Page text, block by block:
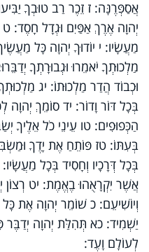
אֲסַפְּרֶנָּה: ז זֵכֶר רַב טוּבְךָ
יְהוָה אֶרֶךְ אַפַּיִם וּגְדָל חָסֶד: ט
מַעֲשָׂיו: י יוֹדוּךָ יְהוָה כָּל
מַלְכוּתְךָ יֹאמֵרוּ וּגְבוּרָתְךָ
וּכְבוֹד הֲדַר מַלְכוּתוֹ: יג
בְּכָל דּוֹר וָדוֹר: יד סוֹמֵךְ יְהוָה
הַכְּפוּפִים: טו עֵינֵי כֹל אֵלֶיךָ
בְּעִתּוֹ: טז פּוֹתֵחַ אֶת יָדֶךָ
בְּכָל דְּרָכָיו וְחָסִיד בְּכָל
אֲשֶׁר יִקְרָאֻהוּ בֶאֱמֶת: יט
וְיוֹשִׁיעֵם: כ שׁוֹמֵר יְהוָה אֶת
יַשְׁמִיד: כא תְּהִלַּת יְהוָה
לְעוֹלָם וָעֶד: